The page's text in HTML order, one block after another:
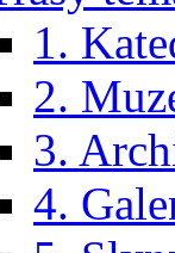
1.
2.
3.
4.